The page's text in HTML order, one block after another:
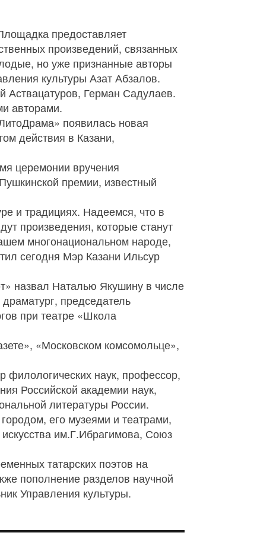
предоставляет
произведений, связанных
но уже признанные авторы
культуры Азат Абзалов.
Аствацатуров, Герман Садулаев.
авторами.
появилась новая
действия в Казани,
церемонии вручения
премии, известный
и традициях. Надеемся, что в
произведения, которые станут
многонациональном народе,
сегодня Мэр Казани Ильсур
назвал Наталью Якушину в числе
председатель
при театре «Школа
«Московском комсомольце»,
филологических наук, профессор,
Российской академии наук,
литературы России.
его музеями и театрами,
им.Г.Ибрагимова, Союз
татарских поэтов на
пополнение разделов научной
Управления культуры.